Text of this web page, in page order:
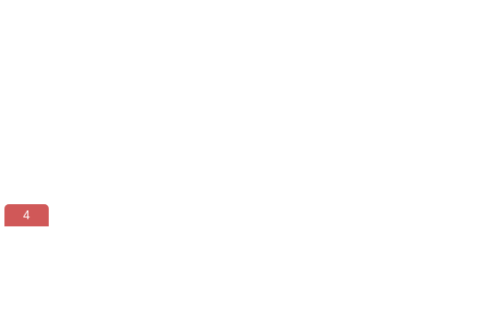
3